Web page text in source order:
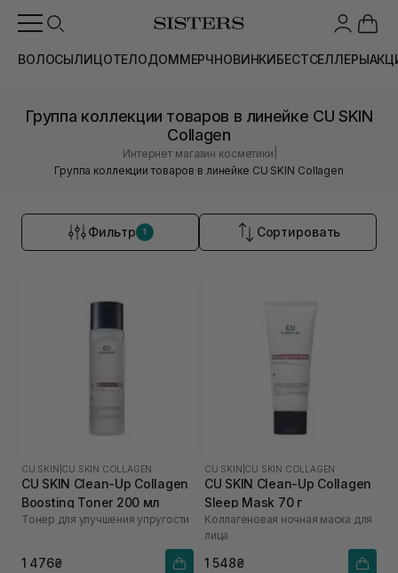
ВОЛОСЫЛИЦОТЕЛОДОММЕРЧНОВИНКИБЕСТСЕЛЛЕРЫ
Группа коллекции товаров в линейке CU SKIN
Collagen
Интернет магазин косметики
Группа коллекции товаров в линейке CU SKIN Collagen
Фильтр 1 Сортировать
CU SKIN CU SKIN COLLAGEN
CU SKIN Clean-Up Collagen
Boosting Toner 200 мл
Тонер для улучшения упругости
1 476₴
CU SKIN CU SKIN COLLAGEN
CU SKIN Сlean-Up Collagen
Sleep Mask 70 г
Коллагеновая ночная маска для
лица
1 548₴